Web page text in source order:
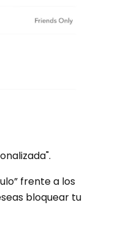
frente a los
bloquear tu